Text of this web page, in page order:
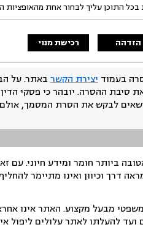
בכל התוכן עליך לבחור אחת מהאופציות
הזדהה רכישת מנוי
בעמוד יצירת הקשר באתר. על
סיבת ההסרה. יובהר כי פסקי
לבקש את הסרת המסמך,
ביותר חומר ומידע חיוני. עם
דרך וכיוון ואינו מתיימר
מבעל מקצוע. האתר אינו
להעלתו לאתר עלולים ליפול אי